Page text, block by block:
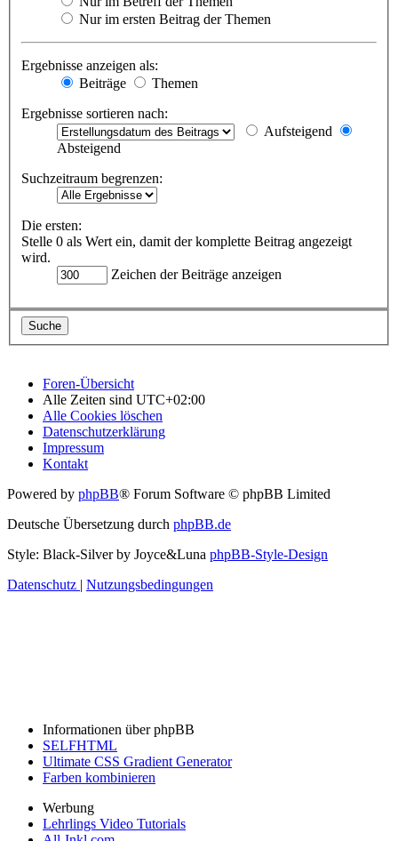
Nur im ersten Beitrag der Themen
Ergebnisse anzeigen als:
Beiträge
Themen
Ergebnisse sortieren nach:
Aufsteigend
Absteigend
Suchzeitraum begrenzen:
Die ersten:
Stelle 0 als Wert ein, damit der komplette Beitrag angezeigt
wird.
Zeichen der Beiträge anzeigen
Foren-Übersicht
Alle Zeiten sind UTC+02:00
Alle Cookies löschen
Datenschutzerklärung
Impressum
Kontakt
Powered by phpBB® Forum Software © phpBB Limited
Deutsche Übersetzung durch phpBB.de
Style: Black-Silver by Joyce&Luna phpBB-Style-Design
Datenschutz | Nutzungsbedingungen
Informationen über phpBB
SELFHTML
Ultimate CSS Gradient Generator
Farben kombinieren
Werbung
Lehrlings Video Tutorials